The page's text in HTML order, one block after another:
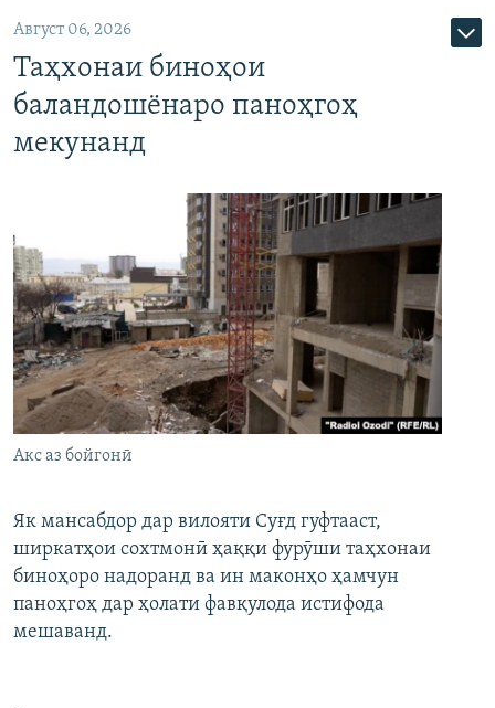
Август 06, 2026
Таҳхонаи биноҳои
баландошёнаро паноҳгоҳ
мекунанд
Акс аз бойгонӣ
Як мансабдор дар вилояти Суғд гуфтааст,
ширкатҳои сохтмонӣ ҳаққи фурӯши таҳхонаи
биноҳоро надоранд ва ин маконҳо ҳамчун
паноҳгоҳ дар ҳолати фавқулода истифода
мешаванд.